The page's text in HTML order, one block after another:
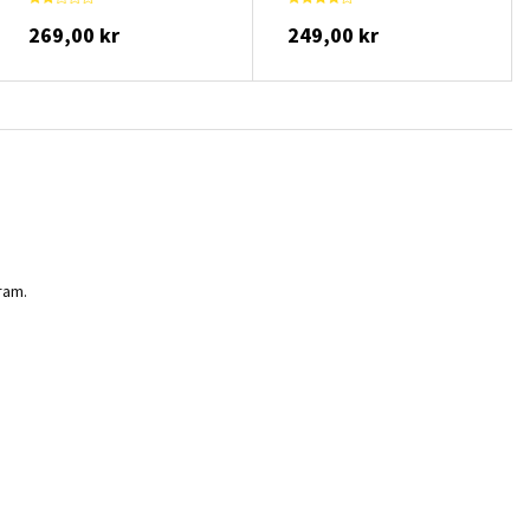
269,00 kr 249,00 kr